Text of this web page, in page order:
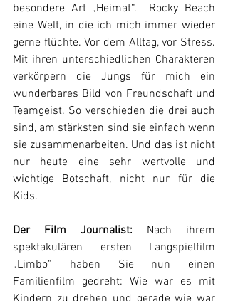
besondere Art „Heimat“.  Rocky Beach
eine Welt, in die ich mich immer wieder
gerne flüchte. Vor dem Alltag, vor Stress.
Mit ihren unterschiedlichen Charakteren
verkörpern die Jungs für mich ein
wunderbares Bild von Freundschaft und
Teamgeist. So verschieden die drei auch
sind, am stärksten sind sie einfach wenn
sie zusammenarbeiten. Und das ist nicht
nur heute eine sehr wertvolle und
wichtige Botschaft, nicht nur für die
Kids.
Der Film Journalist: Nach ihrem
spektakulären ersten Langspielfilm
„Limbo“ haben Sie nun einen
Familienfilm gedreht: Wie war es mit